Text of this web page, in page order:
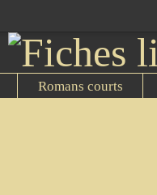
Romans courts